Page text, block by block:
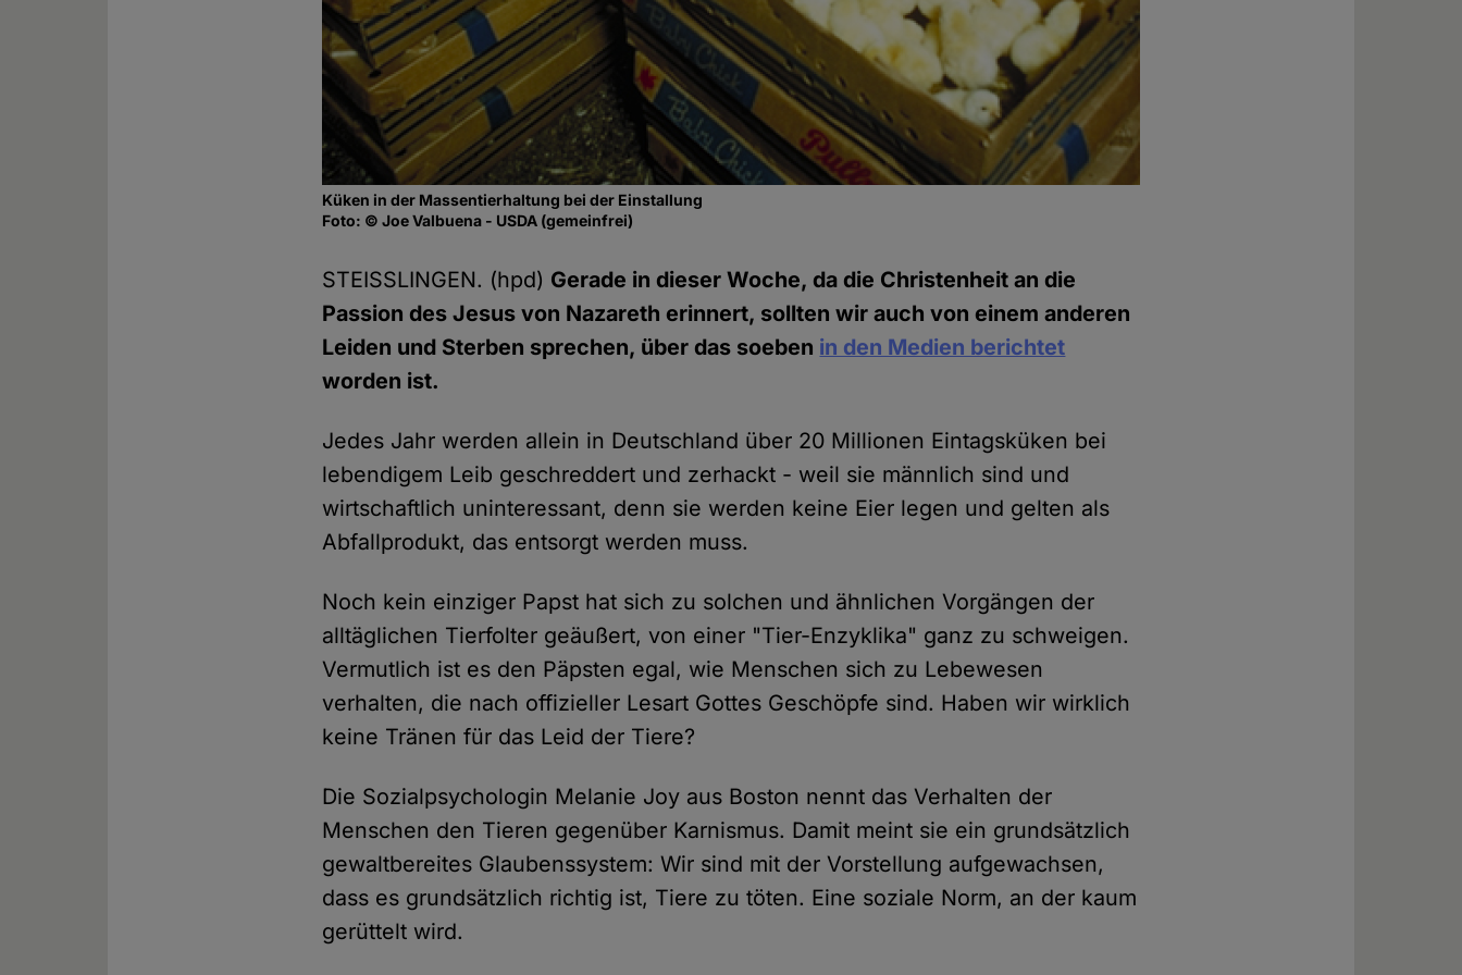
Küken in der Massentierhaltung bei der Einstallung
Foto: © Joe Valbuena - USDA (gemeinfrei)
STEISSLINGEN. (hpd) Gerade in dieser Woche, da die Christenheit an die
Passion des Jesus von Nazareth erinnert, sollten wir auch von einem anderen
Leiden und Sterben sprechen, über das soeben in den Medien berichtet
worden ist.
Jedes Jahr werden allein in Deutschland über 20 Millionen Eintagsküken bei
lebendigem Leib geschreddert und zerhackt - weil sie männlich sind und
wirtschaftlich uninteressant, denn sie werden keine Eier legen und gelten als
Abfallprodukt, das entsorgt werden muss.
Noch kein einziger Papst hat sich zu solchen und ähnlichen Vorgängen der
alltäglichen Tierfolter geäußert, von einer "Tier-Enzyklika" ganz zu schweigen.
Vermutlich ist es den Päpsten egal, wie Menschen sich zu Lebewesen
verhalten, die nach offizieller Lesart Gottes Geschöpfe sind. Haben wir wirklich
keine Tränen für das Leid der Tiere?
Die Sozialpsychologin Melanie Joy aus Boston nennt das Verhalten der
Menschen den Tieren gegenüber Karnismus. Damit meint sie ein grundsätzlich
gewaltbereites Glaubenssystem: Wir sind mit der Vorstellung aufgewachsen,
dass es grundsätzlich richtig ist, Tiere zu töten. Eine soziale Norm, an der kaum
gerüttelt wird.